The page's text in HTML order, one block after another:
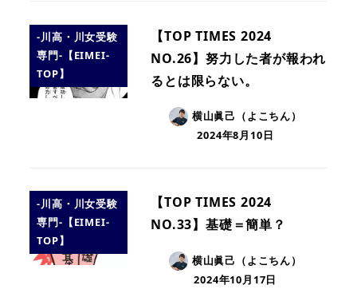
-川高・川女受験
専門-【EIMEI-
TOP】
【TOP TIMES 2024
NO.26】努力した者が報われ
るとは限らない。
横山眞己（よこちん）
2024年8月10日
-川高・川女受験
専門-【EIMEI-
TOP】
【TOP TIMES 2024
NO.33】基礎＝簡単？
横山眞己（よこちん）
2024年10月17日